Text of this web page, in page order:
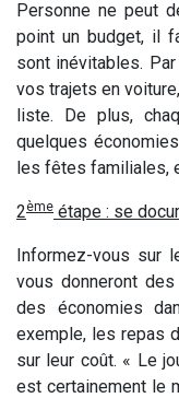
Personne ne peut
point un budget, il
sont inévitables.
vos trajets en
liste. De plus,
quelques
les fêtes familiales,
2ème étape : se
Informez-vous sur
vous donneront
des économies
exemple, les repas
sur leur coût. « Le
est certainement le